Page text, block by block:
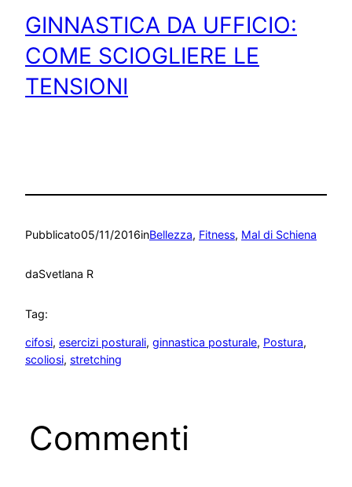
GINNASTICA DA UFFICIO:
COME SCIOGLIERE LE
TENSIONI
Pubblicato05/11/2016inBellezza, Fitness, Mal di Schiena
daSvetlana R
Tag:
cifosi, esercizi posturali, ginnastica posturale, Postura
scoliosi, stretching
Commenti